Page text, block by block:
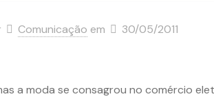
Comunicação em 30/05/2011
a moda se consagrou no comércio